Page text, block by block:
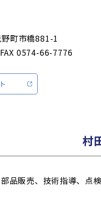
町市橋881-1
0574-66-7776
村
品販売、技術指導、点